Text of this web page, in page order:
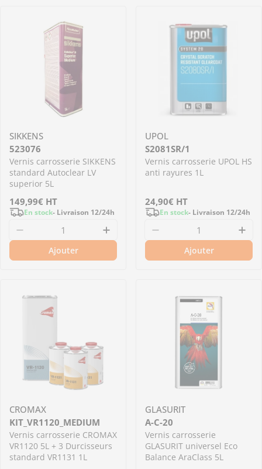
SIKKENS
523076
Vernis carrosserie SIKKENS
standard Autoclear LV
superior 5L
Prix
régulier
149,99€ HT
En stock- Livraison 12/24h
Diminuer la quantité pour 523076 - Vernis
Augmenter la quantité pour
Ajouter
UPOL
S2081SR/1
Vernis carrosserie UPOL HS
anti rayures 1L
Prix
régulier
24,90€ HT
En stock- Livraison 12/24h
Diminuer la
Ajouter
CROMAX
KIT_VR1120_MEDIUM
Vernis carrosserie CROMAX
VR1120 5L + 3 Durcisseurs
standard VR1131 1L
GLASURIT
A-C-20
Vernis carrosserie
GLASURIT universel Eco
Balance AraClass 5L